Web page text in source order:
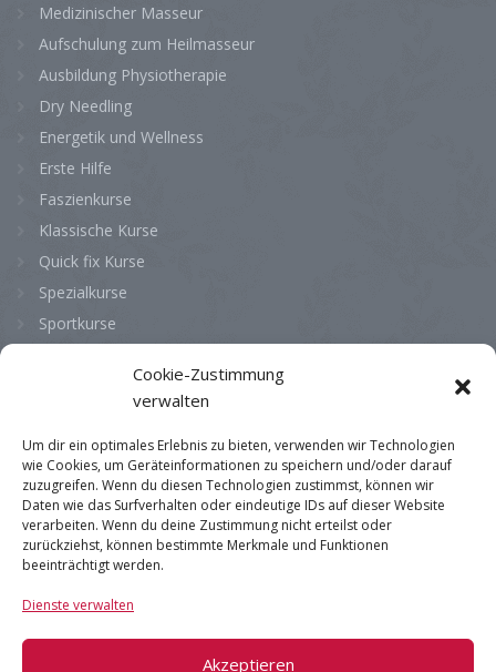
Cookie-Zustimmung
verwalten
Um dir ein optimales Erlebnis zu bieten, verwenden wir Technologien
wie Cookies, um Geräteinformationen zu speichern und/oder darauf
zuzugreifen. Wenn du diesen Technologien zustimmst, können wir
Daten wie das Surfverhalten oder eindeutige IDs auf dieser Website
verarbeiten. Wenn du deine Zustimmung nicht erteilst oder
zurückziehst, können bestimmte Merkmale und Funktionen
beeinträchtigt werden.
Dienste verwalten
Akzeptieren
Medizinischer Masseur
Aufschulung zum Heilmasseur
Ausbildung Physiotherapie
Dry Needling
Energetik und Wellness
Erste Hilfe
Faszienkurse
Klassische Kurse
Quick fix Kurse
Spezialkurse
Sportkurse
Dienstag 08:00 - 13:00
Mittwoch 08:00 - 13:00
Donnerstag 08:00 - 13:00
Samstag